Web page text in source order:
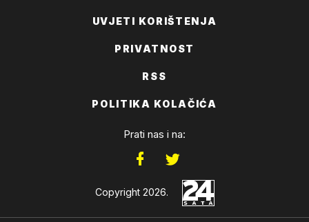
UVJETI KORIŠTENJA
PRIVATNOST
RSS
POLITIKA KOLAČIĆA
Prati nas i na:
Copyright 2026.